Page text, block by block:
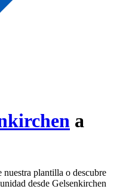
a
plantilla o descubre
desde Gelsenkirchen